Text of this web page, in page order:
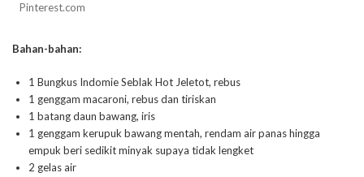
Pinterest.com
Bahan-bahan:
1 Bungkus Indomie Seblak Hot Jeletot, rebus
1 genggam macaroni, rebus dan tiriskan
1 batang daun bawang, iris
1 genggam kerupuk bawang mentah, rendam air panas hingga
empuk beri sedikit minyak supaya tidak lengket
2 gelas air